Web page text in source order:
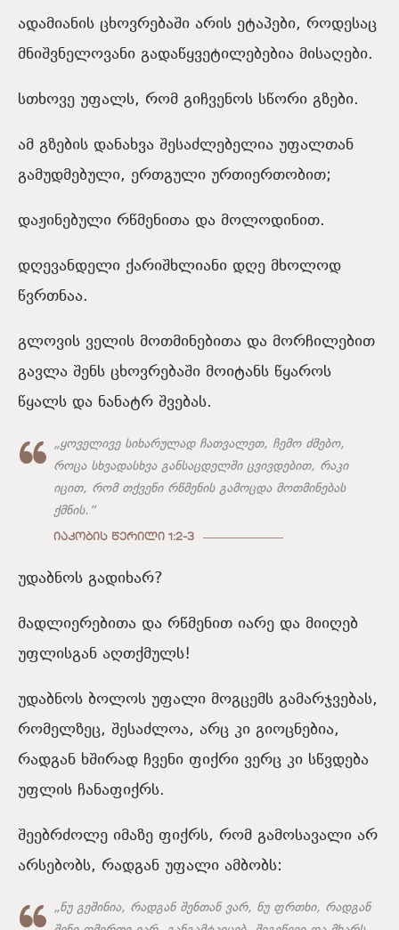
ადამიანის ცხოვრებაში არის ეტაპები, როდესაც
მნიშვნელოვანი გადაწყვეტილებებია მისაღები.
სთხოვე უფალს, რომ გიჩვენოს სწორი გზები.
ამ გზების დანახვა შესაძლებელია უფალთან
გამუდმებული, ერთგული ურთიერთობით;
დაჟინებული რწმენითა და მოლოდინით.
დღევანდელი ქარიშხლიანი დღე მხოლოდ
წვრთნაა.
გლოვის ველის მოთმინებითა და მორჩილებით
გავლა შენს ცხოვრებაში მოიტანს წყაროს
წყალს და ნანატრ შვებას.
„ყოველივე სიხარულად ჩათვალეთ, ჩემო ძმებო,
როცა სხვადასხვა განსაცდელში ცვივდებით, რაკი
იცით, რომ თქვენი რწმენის გამოცდა მოთმინებას
ქმნის.“
ᲘᲐᲙᲝᲑᲘᲡ ᲬᲔᲠᲘᲚᲘ 1:2-3
უდაბნოს გადიხარ?
მადლიერებითა და რწმენით იარე და მიიღებ
უფლისგან აღთქმულს!
უდაბნოს ბოლოს უფალი მოგცემს გამარჯვებას,
რომელზეც, შესაძლოა, არც კი გიოცნებია,
რადგან ხშირად ჩვენი ფიქრი ვერც კი სწვდება
უფლის ჩანაფიქრს.
შეებრძოლე იმაზე ფიქრს, რომ გამოსავალი არ
არსებობს, რადგან უფალი ამბობს:
„ნუ გეშინია, რადგან შენთან ვარ, ნუ ფრთხი, რადგან